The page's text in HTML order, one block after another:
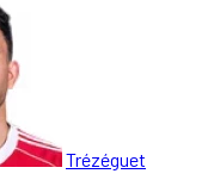
Trézéguet